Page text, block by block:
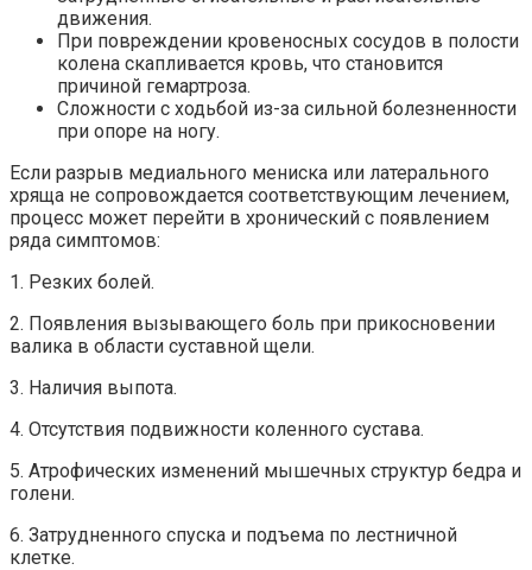
движения.
При повреждении кровеносных сосудов в полости
колена скапливается кровь, что становится
причиной гемартроза.
Сложности с ходьбой из-за сильной болезненности
при опоре на ногу.
Если разрыв медиального мениска или латерального
хряща не сопровождается соответствующим лечением,
процесс может перейти в хронический с появлением
ряда симптомов:
1. Резких болей.
2. Появления вызывающего боль при прикосновении
валика в области суставной щели.
3. Наличия выпота.
4. Отсутствия подвижности коленного сустава.
5. Атрофических изменений мышечных структур бедра и
голени.
6. Затрудненного спуска и подъема по лестничной
клетке.